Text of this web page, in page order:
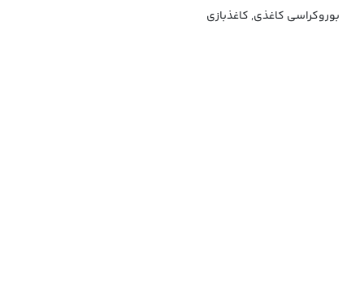
بوروکراسی کاغذی, کاغذبازی